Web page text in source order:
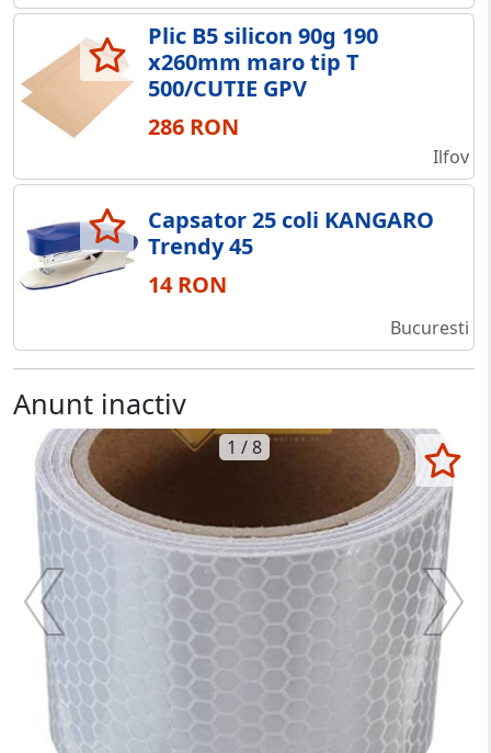
Plic B5 silicon 90g 190
x260mm maro tip T
500/CUTIE GPV
286 RON
Ilfov
Capsator 25 coli KANGARO
Trendy 45
14 RON
Bucuresti
Anunt inactiv
1 / 8